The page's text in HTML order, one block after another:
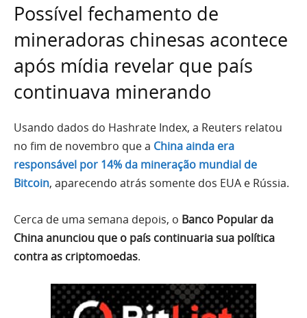
Possível fechamento de
mineradoras chinesas acontece
após mídia revelar que país
continuava minerando
Usando dados do Hashrate Index, a Reuters relatou
no fim de novembro que a China ainda era
responsável por 14% da mineração mundial de
Bitcoin, aparecendo atrás somente dos EUA e Rússia.
Cerca de uma semana depois, o Banco Popular da
China anunciou que o país continuaria sua política
contra as criptomoedas.